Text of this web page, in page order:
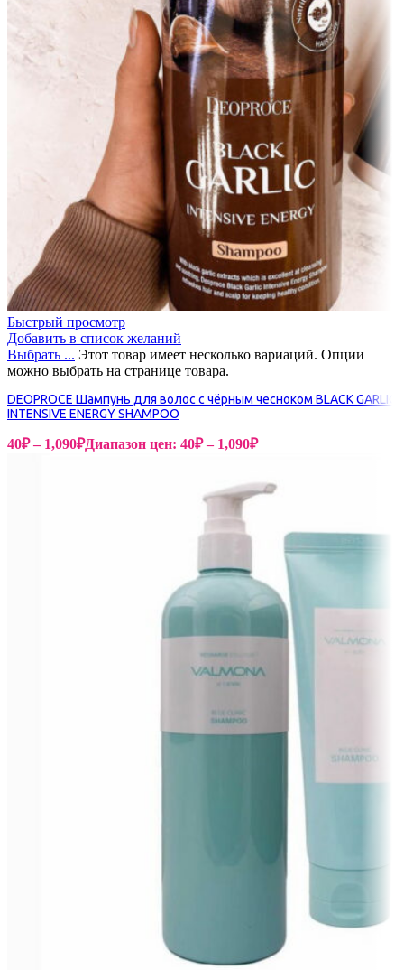
Быстрый просмотр
Добавить в список желаний
Выбрать ... Этот товар имеет несколько вариаций. Опции
можно выбрать на странице товара.
DEOPROCE Шампунь для волос с чёрным чесноком BLACK GARLIC
INTENSIVE ENERGY SHAMPOO
40₽ – 1,090₽Диапазон цен: 40₽ – 1,090₽